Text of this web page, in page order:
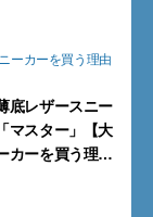
底レザースニー
マスター」【大
カーを買う理由